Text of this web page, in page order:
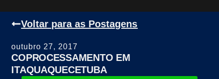
Voltar para as Postagens
outubro 27, 2017
COPROCESSAMENTO EM
ITAQUAQUECETUBA